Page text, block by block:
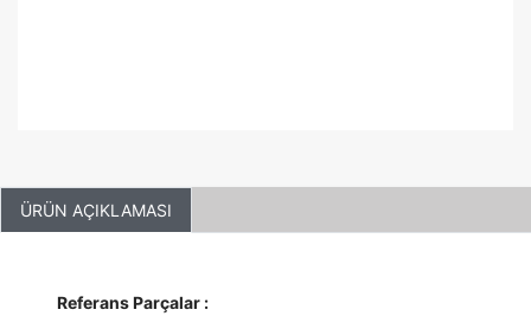
ÜRÜN AÇIKLAMASI
Referans Parçalar :